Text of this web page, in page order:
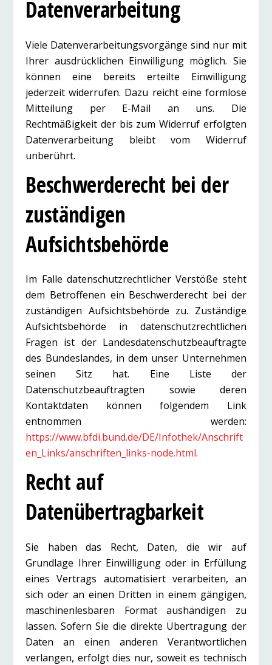
Datenverarbeitung
Viele Datenverarbeitungsvorgänge sind nur mit
Ihrer ausdrücklichen Einwilligung möglich. Sie
können eine bereits erteilte Einwilligung
jederzeit widerrufen. Dazu reicht eine formlose
Mitteilung per E-Mail an uns. Die
Rechtmäßigkeit der bis zum Widerruf erfolgten
Datenverarbeitung bleibt vom Widerruf
unberührt.
Beschwerderecht bei der
zuständigen
Aufsichtsbehörde
Im Falle datenschutzrechtlicher Verstöße steht
dem Betroffenen ein Beschwerderecht bei der
zuständigen Aufsichtsbehörde zu. Zuständige
Aufsichtsbehörde in datenschutzrechtlichen
Fragen ist der Landesdatenschutzbeauftragte
des Bundeslandes, in dem unser Unternehmen
seinen Sitz hat. Eine Liste der
Datenschutzbeauftragten sowie deren
Kontaktdaten können folgendem Link
entnommen werden:
https://www.bfdi.bund.de/DE/Infothek/Anschrift
en_Links/anschriften_links-node.html.
Recht auf
Datenübertragbarkeit
Sie haben das Recht, Daten, die wir auf
Grundlage Ihrer Einwilligung oder in Erfüllung
eines Vertrags automatisiert verarbeiten, an
sich oder an einen Dritten in einem gängigen,
maschinenlesbaren Format aushändigen zu
lassen. Sofern Sie die direkte Übertragung der
Daten an einen anderen Verantwortlichen
verlangen, erfolgt dies nur, soweit es technisch